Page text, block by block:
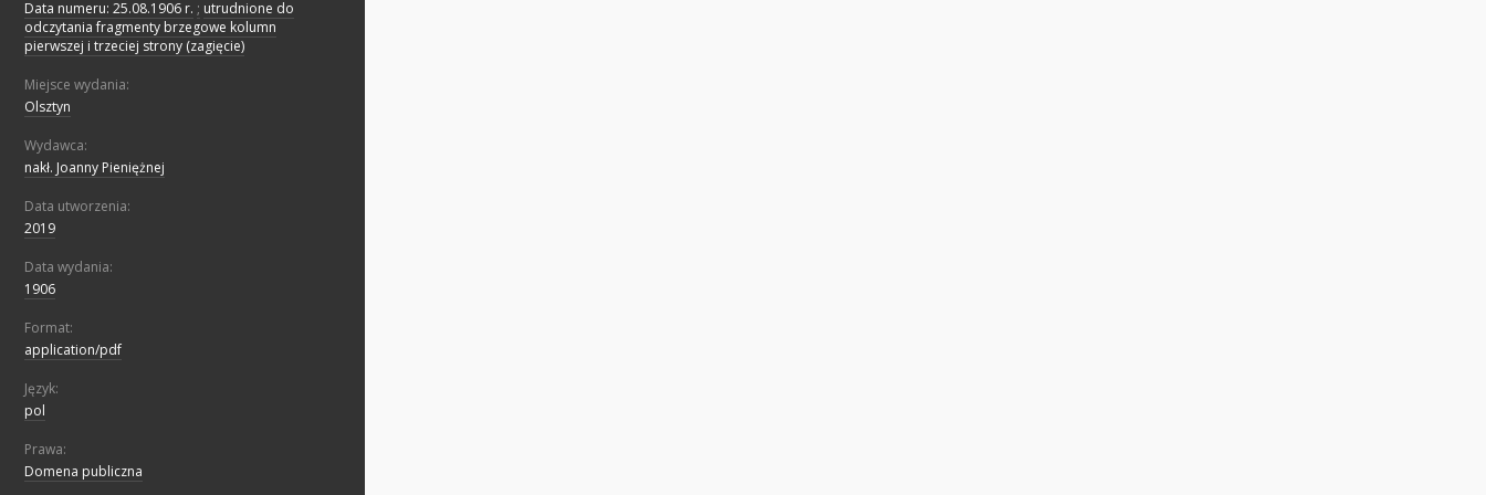
Data numeru: 25.08.1906 r. ; utrudnione do
odczytania fragmenty brzegowe kolumn
pierwszej i trzeciej strony (zagięcie)
Miejsce wydania:
Olsztyn
Wydawca:
nakł. Joanny Pieniężnej
Data utworzenia:
2019
Data wydania:
1906
Format:
application/pdf
Język:
pol
Prawa:
Domena publiczna